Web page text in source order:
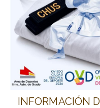
INFORMACIÓN